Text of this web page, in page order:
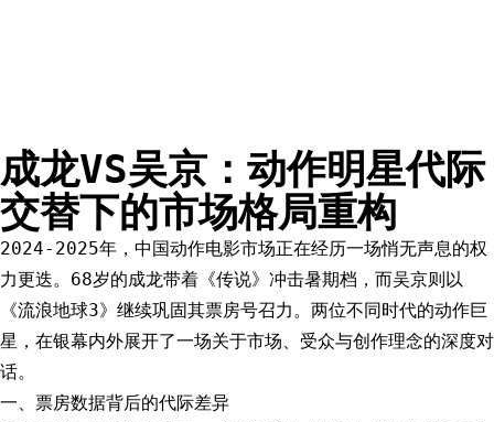
成龙VS吴京：动作明星代际
交替下的市场格局重构
2024-2025年，中国动作电影市场正在经历一场悄无声息的权
力更迭。68岁的成龙带着《传说》冲击暑期档，而吴京则以
《流浪地球3》继续巩固其票房号召力。两位不同时代的动作巨
星，在银幕内外展开了一场关于市场、受众与创作理念的深度对
话。
一、票房数据背后的代际差异